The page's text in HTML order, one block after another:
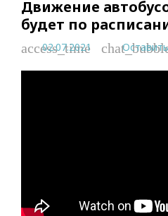
Движение
будет по
access_time
02.07.2021